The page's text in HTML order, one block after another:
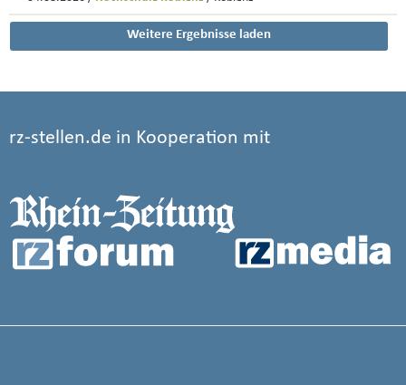
Weitere Ergebnisse laden
rz-stellen.de in Kooperation mit